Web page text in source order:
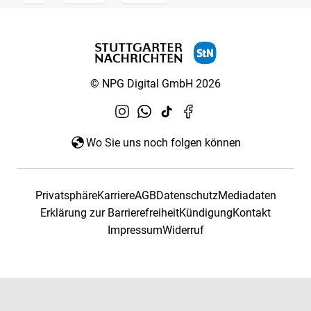
© NPG Digital GmbH 2026
Wo Sie uns noch folgen können
PrivatsphäreKarriereAGBDatenschutzMediadaten
Erklärung zur BarrierefreiheitKündigungKontakt
ImpressumWiderruf